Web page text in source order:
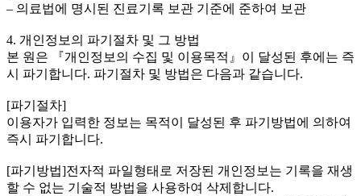
– 의료법에 명시된 진료기록 보관 기준에 준하여 보관
4. 개인정보의 파기절차 및 그 방법
본 원은 『개인정보의 수집 및 이용목적』이 달성된 후에는 즉
시 파기합니다. 파기절차 및 방법은 다음과 같습니다.
[파기절차]
이용자가 입력한 정보는 목적이 달성된 후 파기방법에 의하여
즉시 파기합니다.
[파기방법]전자적 파일형태로 저장된 개인정보는 기록을 재생
할 수 없는 기술적 방법을 사용하여 삭제합니다.